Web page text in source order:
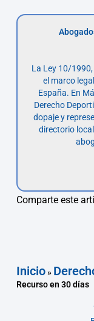
La Ley 10/
el marco
España. En
Derecho
dopaje y
directorio
Comparte este
Inicio»
Recurso en 30 días